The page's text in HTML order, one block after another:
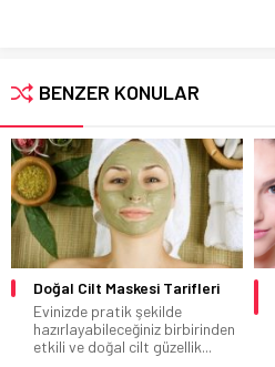
BENZER KONULAR
Doğal Cilt Maskesi Tarifleri
Evinizde pratik şekilde
hazırlayabileceğiniz birbirinden
etkili ve doğal cilt güzellik...